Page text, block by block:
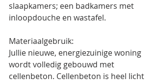
slaapkamers; een badkamers met
inloopdouche en wastafel.
Materiaalgebruik:
Jullie nieuwe, energiezuinige woning
wordt volledig gebouwd met
cellenbeton. Cellenbeton is heel licht